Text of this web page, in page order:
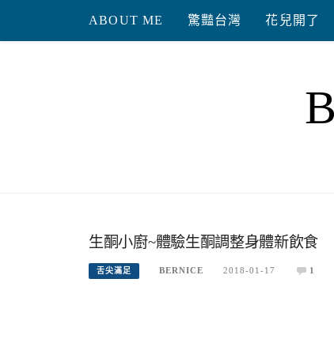
content
ABOUT ME 驚豔台灣 花兒開了
生酮小廚~體驗生酮調整身體新飲食
舌尖滿足 BERNICE 2018-01-17 1